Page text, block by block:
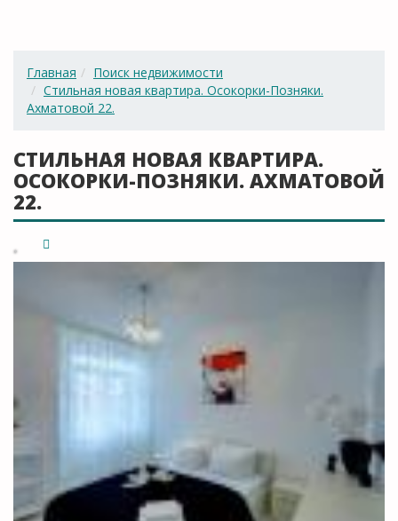
Главная
Поиск недвижимости
Стильная новая квартира. Осокорки-Позняки.
Ахматовой 22.
СТИЛЬНАЯ НОВАЯ КВАРТИРА.
ОСОКОРКИ-ПОЗНЯКИ. АХМАТОВОЙ
22.